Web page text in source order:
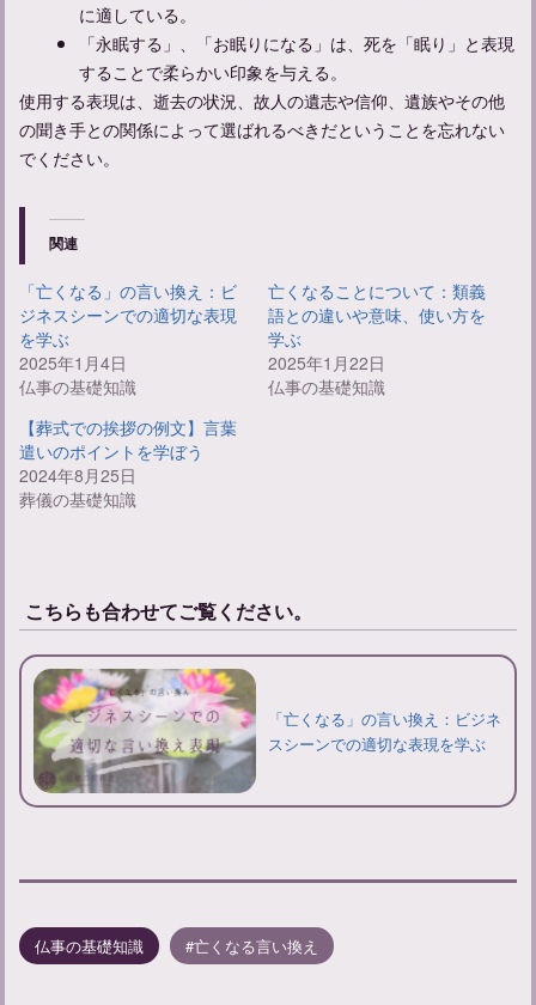
に適している。
「永眠する」、「お眠りになる」は、死を「眠り」と表現
することで柔らかい印象を与える。
使用する表現は、逝去の状況、故人の遺志や信仰、遺族やその他
の聞き手との関係によって選ばれるべきだということを忘れない
でください。
関連
「亡くなる」の言い換え：ビ
ジネスシーンでの適切な表現
を学ぶ
2025年1月4日
仏事の基礎知識
亡くなることについて：類義
語との違いや意味、使い方を
学ぶ
2025年1月22日
仏事の基礎知識
【葬式での挨拶の例文】言葉
遣いのポイントを学ぼう
2024年8月25日
葬儀の基礎知識
こちらも合わせてご覧ください。
「亡くなる」の言い換え：ビジネ
スシーンでの適切な表現を学ぶ
仏事の基礎知識 亡くなる言い換え